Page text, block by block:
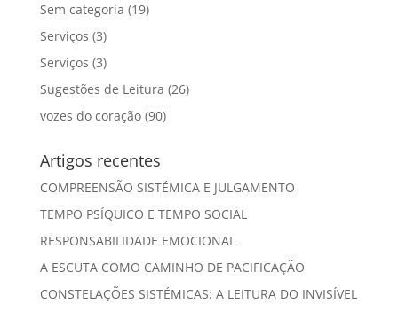
Sem categoria (19)
Serviços (3)
Serviços (3)
Sugestões de Leitura (26)
vozes do coração(90)
Artigos recentes
COMPREENSÃO SISTÉMICA E JULGAMENTO
TEMPO PSÍQUICO E TEMPO SOCIAL
RESPONSABILIDADE EMOCIONAL
A ESCUTA COMO CAMINHO DE PACIFICAÇÃO
CONSTELAÇÕES SISTÉMICAS: A LEITURA DO INVISÍVEL